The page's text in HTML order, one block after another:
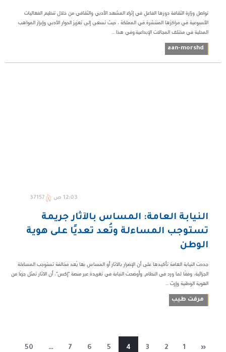
تواصل وزارة الثقافة دورها الفاعل في إثراء المشهد الأدبي والثقافي من خلال تنظيم الفعاليات
الأسبوعية في مراكزها المنتشرة في المملكة ، حيث تسعى إلى تعزيز الحوار الأدبي وإبراز المواهب
المحلية في مختلف المجالات الإبداعية.وفي هذا ...
aan-morshd
12:03 ص 37157
النيابة العامة: المساس بالآثار جريمة
تستوجب المساءلة وتُعد تعديًا على هوية
الوطن
جددت النيابة العامة تأكيدها على أن الإضرار بالآثار أو المساس بها يُعد مخالفة تستوجب المساءلة
الجزائية، وفقًا لما ورد في النظام. وأوضحت النيابة في تغريدة عبر منصة "إكس"، أن الآثار تمثل جزءًا من
الهوية الوطنية وإرث ...
مرفت طيب
«
1
2
3
4
5
6
7
…
50